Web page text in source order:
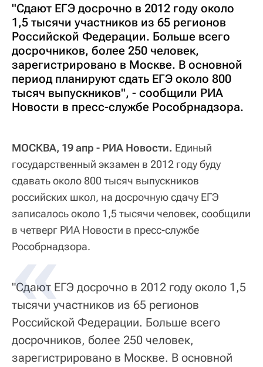
"Сдают ЕГЭ досрочно в 2012 году около
1,5 тысячи участников из 65 регионов
Российской Федерации. Больше всего
досрочников, более 250 человек,
зарегистрировано в Москве. В основной
период планируют сдать ЕГЭ около 800
тысяч выпускников", - сообщили РИА
Новости в пресс-службе Рособрнадзора.
МОСКВА, 19 апр - РИА Новости. Единый
государственный экзамен в 2012 году буду
сдавать около 800 тысяч выпускников
российских школ, на досрочную сдачу ЕГЭ
записалось около 1,5 тысячи человек, сообщили
в четверг РИА Новости в пресс-службе
Рособрнадзора.
"Сдают ЕГЭ досрочно в 2012 году около 1,5
тысячи участников из 65 регионов
Российской Федерации. Больше всего
досрочников, более 250 человек,
зарегистрировано в Москве. В основной